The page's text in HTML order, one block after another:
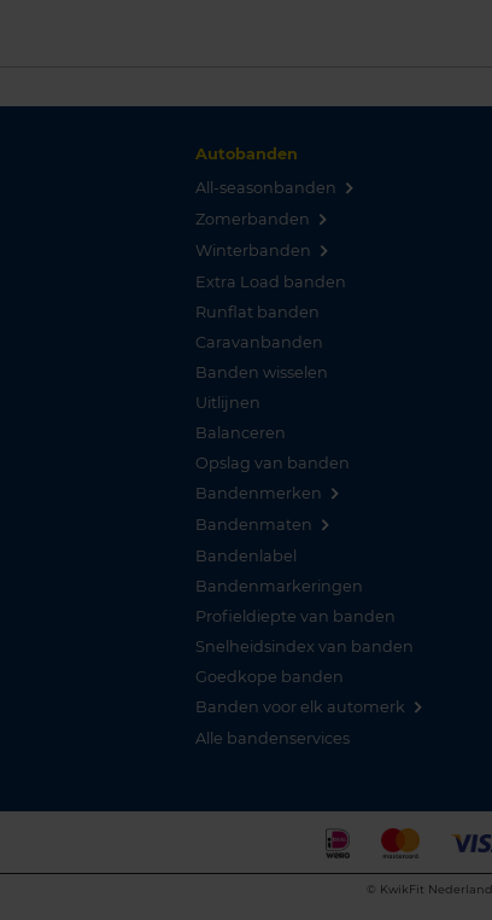
Autobanden
All-seasonbanden
Zomerbanden
Winterbanden
Extra Load banden
Runflat banden
Caravanbanden
Banden wisselen
Uitlijnen
Balanceren
Opslag van banden
Bandenmerken
Bandenmaten
Bandenlabel
Bandenmarkeringen
Profieldiepte van banden
Snelheidsindex van banden
Goedkope banden
Banden voor elk automerk
Alle bandenservices
© KwikFit Nederland